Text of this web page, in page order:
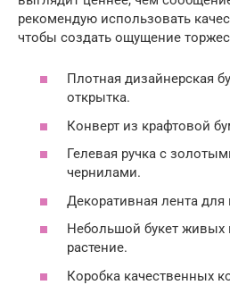
рекомендую использовать
чтобы создать ощущение
Плотная дизайнерская
открытка.
Конверт из крафтовой
Гелевая ручка с
чернилами.
Декоративная лента для
Небольшой букет живых
растение.
Коробка качественных